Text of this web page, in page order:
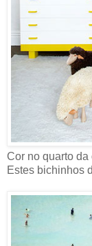
Cor no quarto
Estes bichinhos